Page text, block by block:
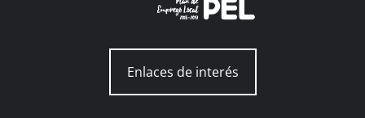
Enlaces de interés